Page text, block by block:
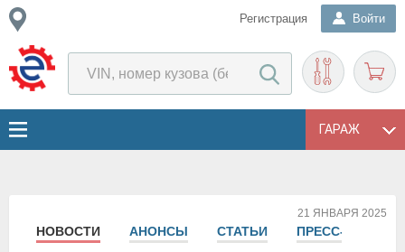
Регистрация Войти
ГАРАЖ
21 ЯНВАРЯ 2025
НОВОСТИ АНОНСЫ СТАТЬИ ПРЕСС-РЕЛИЗЫ